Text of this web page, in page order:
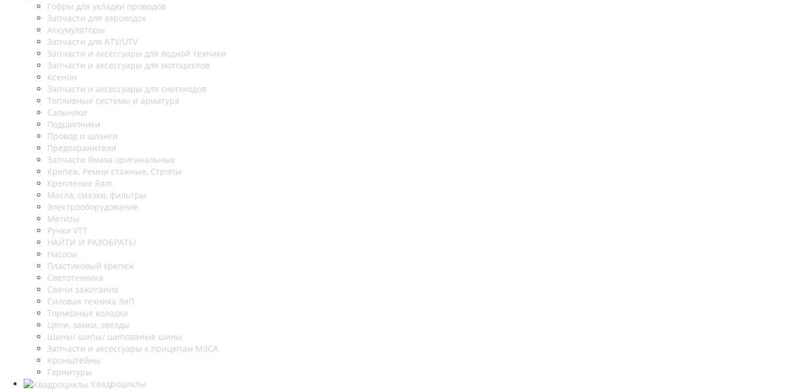
Гофры для укладки проводов
Запчасти для аэролодок
Аккумуляторы
Запчасти для ATV/UTV
Запчасти и аксессуары для водной техники
Запчасти и аксессуары для мотоциклов
Ксенон
Запчасти и аксессуары для снегоходов
Топливные системы и арматура
Сальники
Подшипники
Провод и шланги
Предохранители
Запчасти Ямаха оригинальные
Крепеж, Ремни стажные, Стропы
Крепление Ram
Масла, смазки, фильтры
Электрооборудование
Метизы
Ручки VTT
НАЙТИ И РАЗОБРАТЬ!
Насосы
Пластиковый крепеж
Светотехника
Свечи зажигания
Силовая техника ЗиП
Тормозные колодки
Цепи, замки, звёзды
Шины/ шипы/ шипованые шины
Запчасти и аксессуары к прицепам МЗСА
Кронштейны
Гарнитуры
Квадроциклы